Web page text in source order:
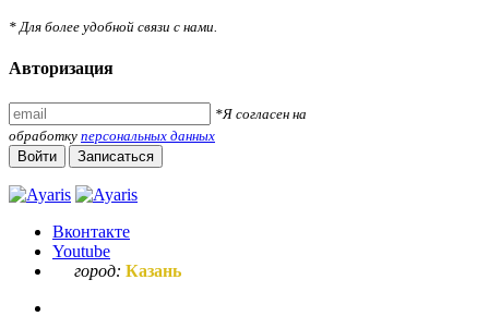
* Для более удобной связи с нами.
Авторизация
*Я согласен на
обработку персональных данных
Войти
Записаться
Вконтакте
Youtube
город: Казань